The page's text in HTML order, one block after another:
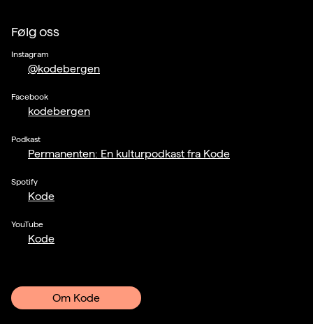
Følg oss
Instagram
@kodebergen
Facebook
kodebergen
Podkast
Permanenten: En kulturpodkast fra Kode
Spotify
Kode
YouTube
Kode
Om Kode